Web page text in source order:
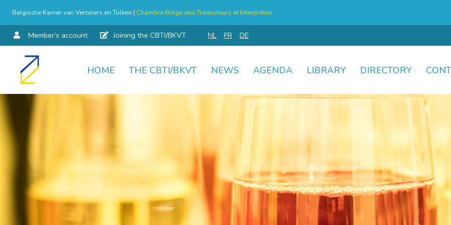
Belgische Kamer van Vertalers en Tolken | Chambre Belge des Traducteurs et Interprètes
Member’s account Joining the CBTI/BKVT NL FR DE
Skip
content
HOME THE CBTI/BKVT NEWS AGENDA LIBRARY DIRECTORY